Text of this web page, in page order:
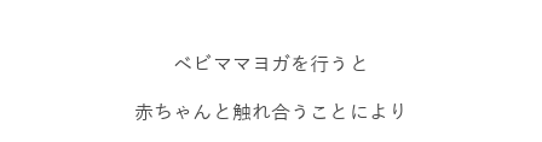
ベビママヨガを行うと
赤ちゃんと触れ合うことにより